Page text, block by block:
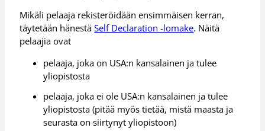
Mikäli pelaaja rekisteröidään ensimmäisen kerran,
täytetään hänestäSelf Declaration -lomake. Näitä
pelaajia ovat
pelaaja, joka on USA:n kansalainen ja tulee
yliopistosta
pelaaja, joka ei ole USA:n kansalainen ja tulee
yliopistosta (pitää myös tietää, mistä maasta ja
seurasta on siirtynyt yliopistoon)